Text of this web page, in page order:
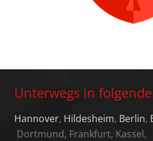
Unterwegs in
Hannover, Hildesheim, Berlin,
Dortmund, Frankfurt, Kassel,